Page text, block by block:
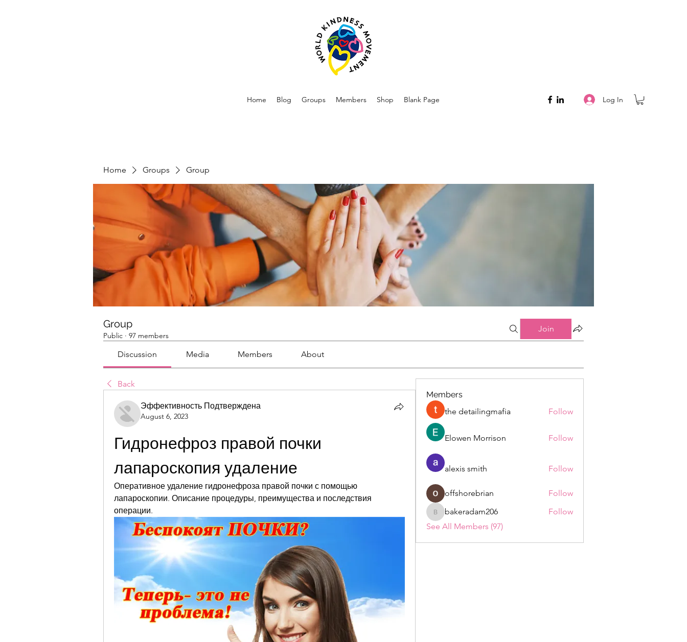
Home Blog Groups Members Shop Blank Page Log In
Home Groups Group
Group
Public · 97 members
Join
Discussion Media Members About
Back
Эффективность Подтверждена
August 6, 2023
Гидронефроз правой почки
лапароскопия удаление
Оперативное удаление гидронефроза правой почки с помощью
лапароскопии. Описание процедуры, преимущества и последствия
операции.
Members
the detailingmafia
Follow
Elowen Morrison Follow
alexis smith Follow
offshorebrian Follow
bakeradam206
bakeradam206
Follow
See All Members (97)